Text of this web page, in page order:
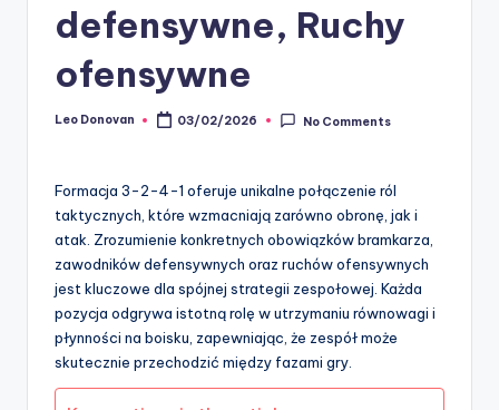
defensywne, Ruchy
ofensywne
Posted
Leo Donovan 03/02/2026 No Comments
Formacja 3-2-4-1 oferuje unikalne połączenie ról
taktycznych, które wzmacniają zarówno obronę, jak i
atak. Zrozumienie konkretnych obowiązków bramkarza,
zawodników defensywnych oraz ruchów ofensywnych
jest kluczowe dla spójnej strategii zespołowej. Każda
pozycja odgrywa istotną rolę w utrzymaniu równowagi i
płynności na boisku, zapewniając, że zespół może
skutecznie przechodzić między fazami gry.